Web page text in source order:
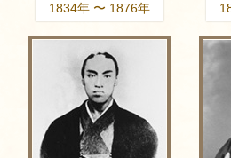
1834年 〜 1876年